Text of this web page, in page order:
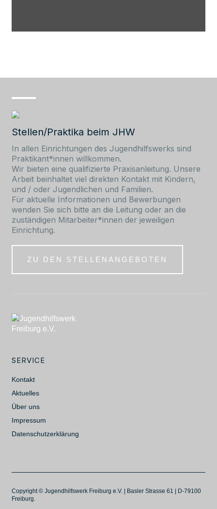
Stellen/Praktika beim JHW
In allen Einrichtungen des Jugendhilfswerks sind
Praktikant*innen willkommen.
Wir bieten eine qualifizierte Praxisanleitung. Unsere
Arbeit beinhaltet viel direkten Kontakt mit Kindern,
und / oder Jugendlichen und Familien.
Für aktuelle Informationen und Bewerbungen
wenden Sie sich bitte an die Leitung oder an die
zuständigen Mitarbeiter*innen der jeweiligen
Einrichtung.
ZU DEN STELLENANGEBOTEN
SERVICE
Kontakt
Aktuelles
Über uns
Impressum
Datenschutzerklärung
Copyright © Jugendhilfswerk Freiburg e.V. | Basler Strasse 61 | D-79100
Freiburg